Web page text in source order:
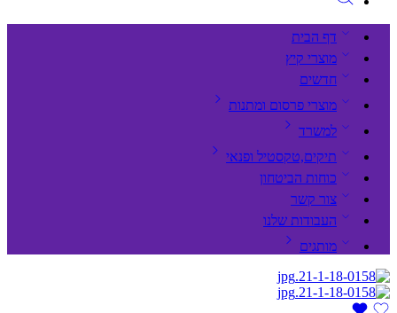
דף הבית
מוצרי קיץ
חדשים
מוצרי פרסום ומתנות
למשרד
תיקים,טקסטיל ופנאי
כוחות הביטחון
צור קשר
העבודות שלנו
מותגים